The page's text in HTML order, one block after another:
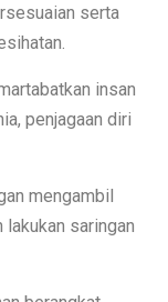
serta
insan
penjagaan diri
mengambil
saringan